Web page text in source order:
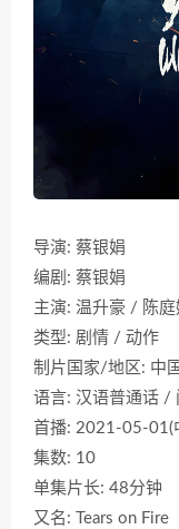
导演: 蔡银娟
编剧: 蔡银娟
主演: 温升豪 / 陈
类型: 剧情 / 动作
制片国家/地区: 中
语言: 汉语普通话 /
首播: 2021-05-01(
集数: 10
单集片长: 48分钟
又名: Tears on Fire